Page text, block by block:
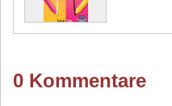
0 Kommentare